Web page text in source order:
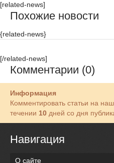
[related-news]
Похожие новости
{related-news}
[/related-news]
Комментарии (0)
Информация
Комментировать статьи на
течении 10 дней со дня
Навигация
О сайте